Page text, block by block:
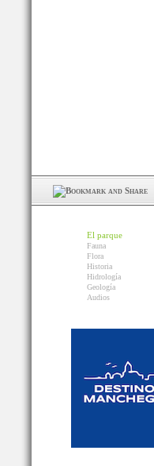
El parque
Fauna
Flora
Historia
Hidrología
Geología
Audios